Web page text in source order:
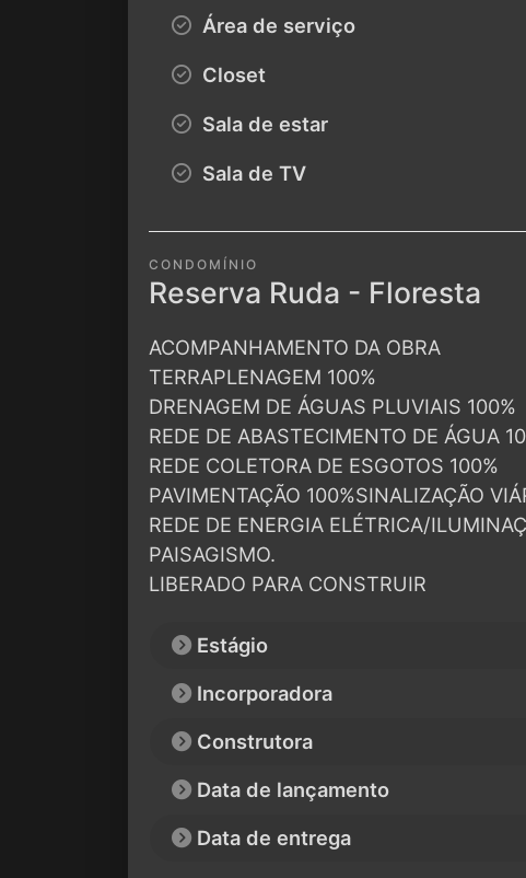
Área de serviço
Closet
Sala de estar
Sala de TV
CONDOMÍNIO
Reserva Ruda - Floresta
ACOMPANHAMENTO DA OBRA
TERRAPLENAGEM 100%
DRENAGEM DE ÁGUAS PLUVIAIS 100%
REDE DE ABASTECIMENTO DE ÁGUA
REDE COLETORA DE ESGOTOS 100%
PAVIMENTAÇÃO 100%SINALIZAÇÃO
REDE DE ENERGIA ELÉTRICA/
PAISAGISMO.
LIBERADO PARA CONSTRUIR
Estágio
Incorporadora
Construtora
Data de lançamento
Data de entrega